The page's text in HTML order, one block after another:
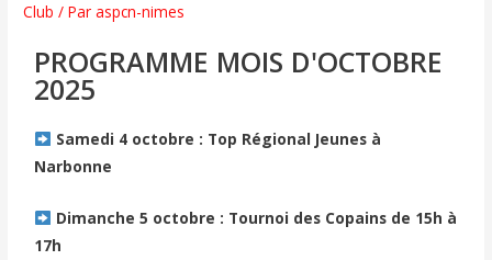
Club / Paraspcn-nimes
PROGRAMME MOIS D'OCTOBRE
2025
Samedi 4 octobre : Top Régional Jeunes à
Narbonne
Dimanche 5 octobre : Tournoi des Copains de 15h à
17h